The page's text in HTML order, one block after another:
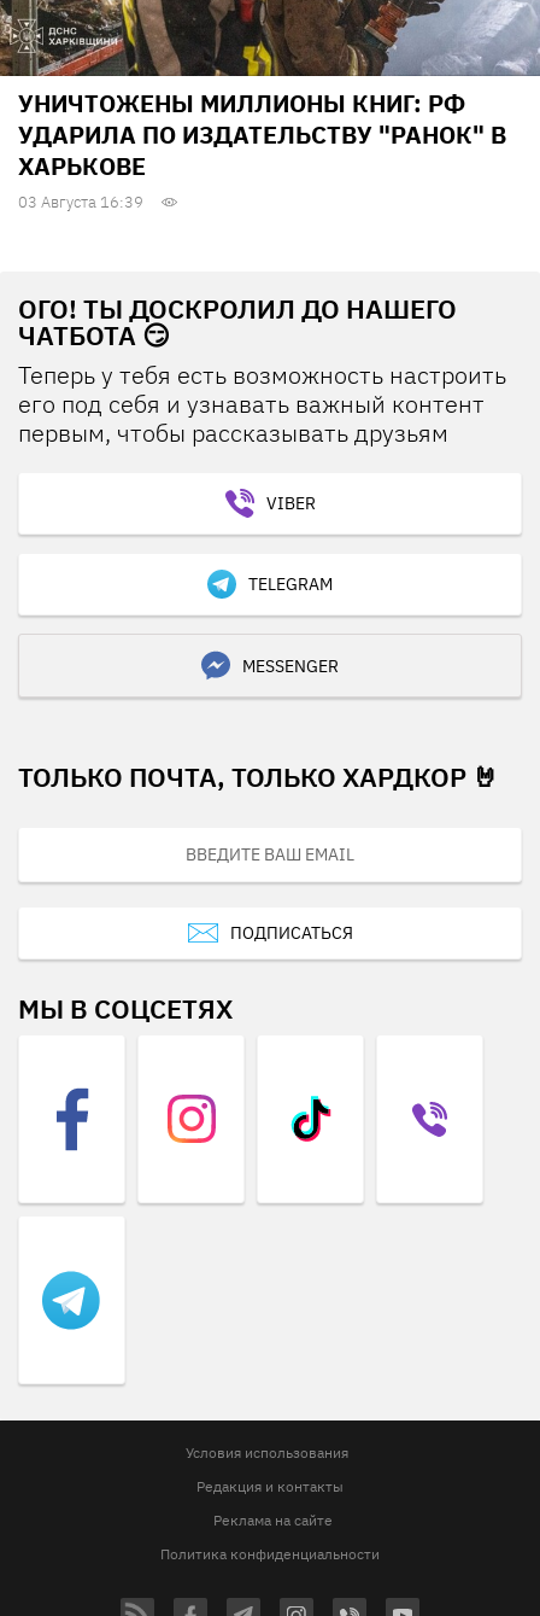
УНИЧТОЖЕНЫ МИЛЛИОНЫ КНИГ: РФ
УДАРИЛА ПО ИЗДАТЕЛЬСТВУ "РАНОК" В
ХАРЬКОВЕ
03 Августа 16:39
ОГО! ТЫ ДОСКРОЛИЛ ДО НАШЕГО
ЧАТБОТА 😏
Теперь у тебя есть возможность настроить
его под себя и узнавать важный контент
первым, чтобы рассказывать друзьям
VIBER
TELEGRAM
MESSENGER
ТОЛЬКО ПОЧТА, ТОЛЬКО ХАРДКОР 🤘
ПОДПИСАТЬСЯ
МЫ В СОЦСЕТЯХ
Условия использования
Редакция и контакты
Реклама на сайте
Политика конфиденциальности